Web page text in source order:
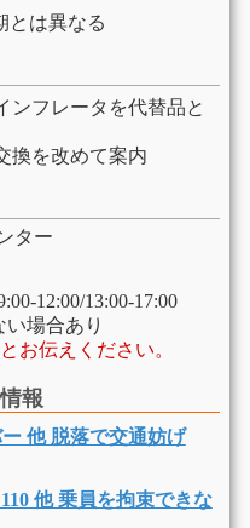
とは異なる
ンフレータを代替品と
換を改めて案内
ター
12:00/13:00-17:00
場合あり
お伝えください。
報
他 脱落で交通妨げ
他 乗員を拘束できな